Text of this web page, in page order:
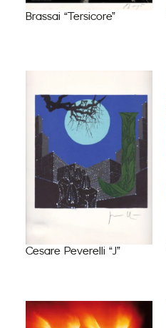
Brassai “Tersicore”
Cesare Peverelli “J”